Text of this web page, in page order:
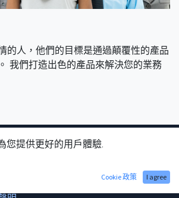
的人，他們的目標是通過顛覆性的產品
我們打造出色的產品來解決您的業務
您提供更好的用戶體驗.
Cookie 政策 I agree